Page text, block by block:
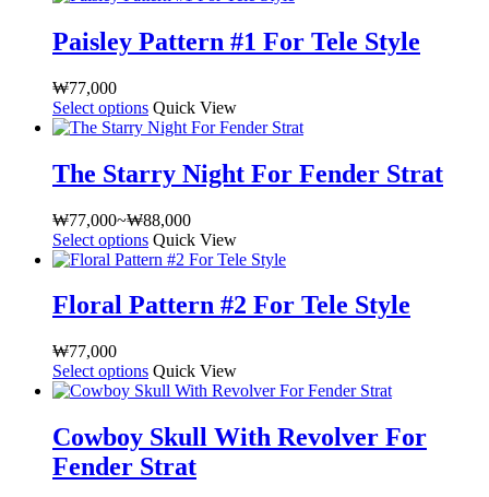
Paisley Pattern #1 For Tele Style
₩77,000
Select options 여
러
품
션
이
이
품
습
다.
상
품
Quick View
The Starry Night For Fender Strat
₩77,000~₩88,000가
격
범
₩77,000~₩88,000
Select options 여
러
품
이
이
상
품
에
Quick View
Floral Pattern #2 For Tele Style
₩77,000
Select options 여
러
품
옵
션
Quick View
Cowboy Skull With Revolver For
Fender Strat